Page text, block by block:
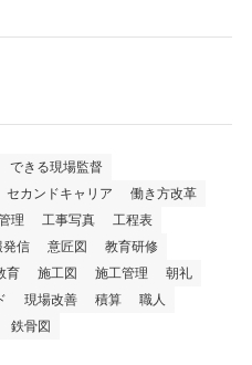
できる現場監督
セカンドキャリア
働き方改革
理 工事写真
工程表
発信 意匠図
教育研修
育 施工図 施工管理
朝礼
現場改善 積算
職人
鉄骨図